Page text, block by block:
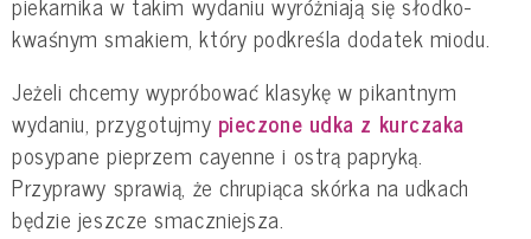
kwaśnym smakiem, który podkreśla dodatek miodu.
Jeżeli chcemy wypróbować klasykę w pikantnym
wydaniu, przygotujmy pieczone udka z kurczaka
posypane pieprzem cayenne i ostrą papryką.
Przyprawy sprawią, że chrupiąca skórka na udkach
będzie jeszcze smaczniejsza.